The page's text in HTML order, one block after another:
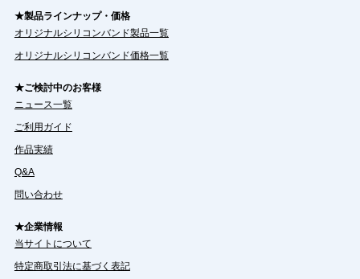
★製品ラインナップ・価格
オリジナルシリコンバンド製品一覧
オリジナルシリコンバンド価格一覧
★ご検討中のお客様
ニュース一覧
ご利用ガイド
作品実績
Q&A
問い合わせ
★企業情報
当サイトについて
特定商取引法に基づく表記